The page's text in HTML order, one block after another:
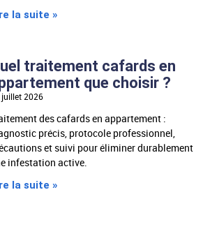
la suite »
traitement cafards en
que choisir ?
juillet 2026
des cafards en appartement :
précis, protocole professionnel,
et suivi pour éliminer durablement
infestation active.
la suite »